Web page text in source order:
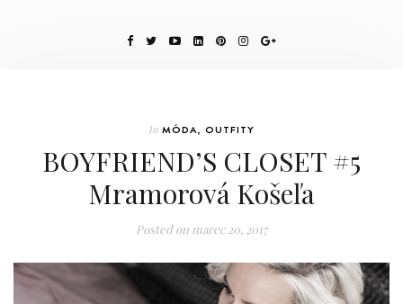
In MÓDA, OUTFITY
BOYFRIEND’S CLOSET #5
Mramorová Košeľa
Posted on marec 20, 2017